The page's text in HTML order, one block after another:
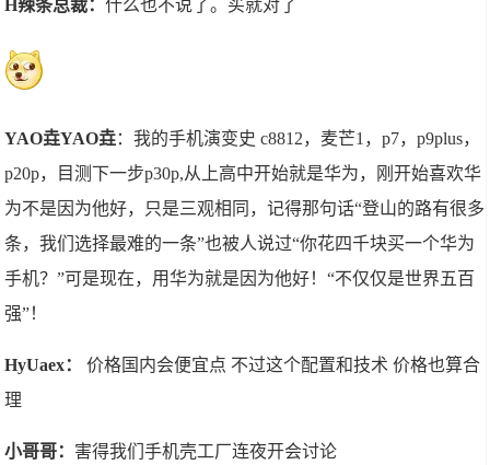
H辣条总裁：什么也不说了。买就对了
YAO垚YAO垚：我的手机演变史 c8812，麦芒1，p7，p9plus，
p20p，目测下一步p30p,从上高中开始就是华为，刚开始喜欢华
为不是因为他好，只是三观相同，记得那句话“登山的路有很多
条，我们选择最难的一条”也被人说过“你花四千块买一个华为
手机？”可是现在，用华为就是因为他好！“不仅仅是世界五百
强”！
HyUaex：
价格国内会便宜点 不过这个配置和技术 价格也算合
理
小哥哥： 害得我们手机壳工厂连夜开会讨论